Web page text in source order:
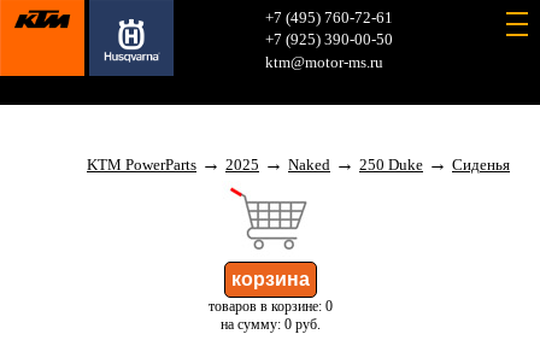
+7 (495) 760-72-61
+7 (925) 390-00-50
ktm@motor-ms.ru
KTM PowerParts → 2025 → Naked → 250 Duke → Сиденья
товаров в корзине: 0
на сумму: 0 руб.